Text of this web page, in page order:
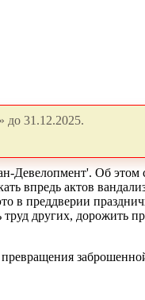
до 31.12.2025.
Об этом
впредь актов
в преддверии
других, дорожить